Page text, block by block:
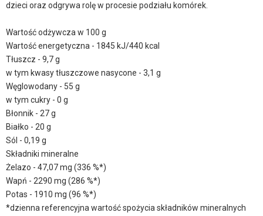
dzieci oraz odgrywa rolę w procesie podziału komórek.
Wartość odżywcza w 100 g
Wartość energetyczna - 1845 kJ/440 kcal
Tłuszcz - 9,7 g
w tym kwasy tłuszczowe nasycone - 3,1 g
Węglowodany - 55 g
w tym cukry - 0 g
Błonnik - 27 g
Białko - 20 g
Sól - 0,19 g
Składniki mineralne
Żelazo - 47,07 mg (336 %*)
Wapń - 2290 mg (286 %*)
Potas - 1910 mg (96 %*)
*dzienna referencyjna wartość spożycia składników mineralnych